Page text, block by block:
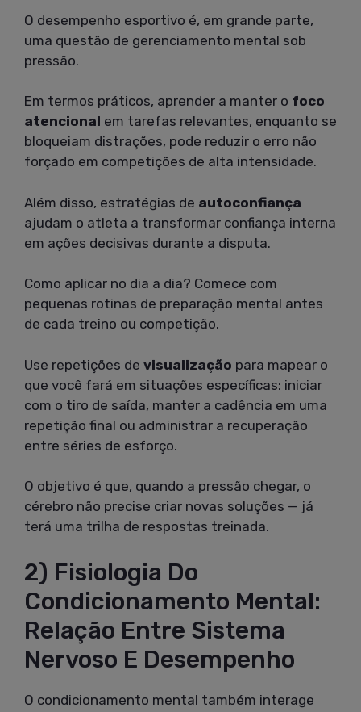
O desempenho esportivo é, em grande parte,
uma questão de gerenciamento mental sob
pressão.
Em termos práticos, aprender a manter o foco
atencional em tarefas relevantes, enquanto se
bloqueiam distrações, pode reduzir o erro não
forçado em competições de alta intensidade.
Além disso, estratégias de autoconfiança
ajudam o atleta a transformar confiança interna
em ações decisivas durante a disputa.
Como aplicar no dia a dia? Comece com
pequenas rotinas de preparação mental antes
de cada treino ou competição.
Use repetições de visualização para mapear o
que você fará em situações específicas: iniciar
com o tiro de saída, manter a cadência em uma
repetição final ou administrar a recuperação
entre séries de esforço.
O objetivo é que, quando a pressão chegar, o
cérebro não precise criar novas soluções — já
terá uma trilha de respostas treinada.
2) Fisiologia Do
Condicionamento Mental:
Relação Entre Sistema
Nervoso E Desempenho
O condicionamento mental também interage